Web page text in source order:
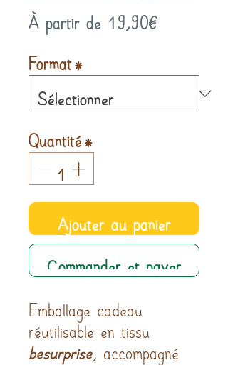
À partir de 19,90€Prix
Format
Quantité
Ajouter au panier
Commander et payer
Emballage cadeau
réutilisable en tissu
besurprise , accompagné